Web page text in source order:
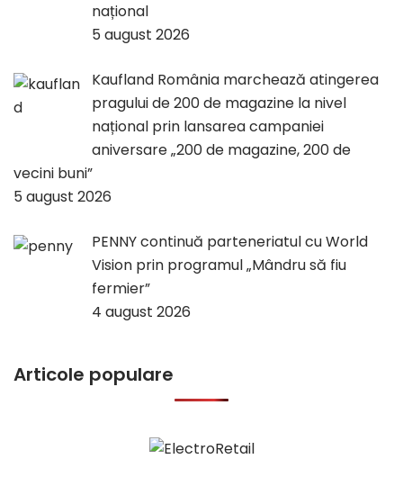
național
5 august 2026
Kaufland România marchează atingerea
pragului de 200 de magazine la nivel
național prin lansarea campaniei
aniversare „200 de magazine, 200 de
vecini buni”
5 august 2026
PENNY continuă parteneriatul cu World
Vision prin programul „Mândru să fiu
fermier”
4 august 2026
Articole populare